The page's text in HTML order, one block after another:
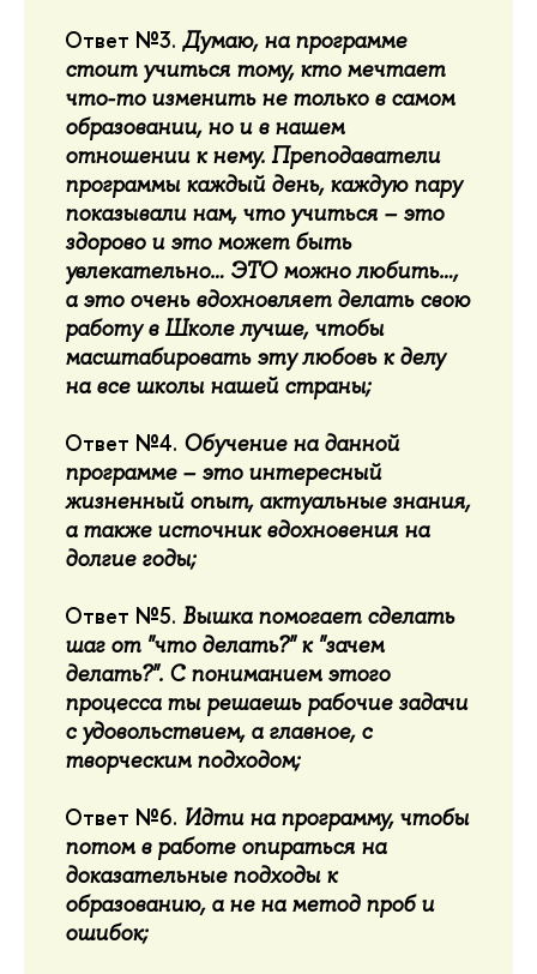
Ответ №3. Думаю, на программе
стоит учиться тому, кто мечтает
что-то изменить не только в самом
образовании, но и в нашем
отношении к нему. Преподаватели
программы каждый день, каждую пару
показывали нам, что учиться – это
здорово и это может быть
увлекательно… ЭТО можно любить…,
а это очень вдохновляет делать свою
работу в Школе лучше, чтобы
масштабировать эту любовь к делу
на все школы нашей страны;
Ответ №4. Обучение на данной
программе – это интересный
жизненный опыт, актуальные знания,
а также источник вдохновения на
долгие годы;
Ответ №5. Вышка помогает сделать
шаг от "что делать?" к "зачем
делать?". С пониманием этого
процесса ты решаешь рабочие задачи
с удовольствием, а главное, с
творческим подходом;
Ответ №6. Идти на программу, чтобы
потом в работе опираться на
доказательные подходы к
образованию, а не на метод проб и
ошибок;